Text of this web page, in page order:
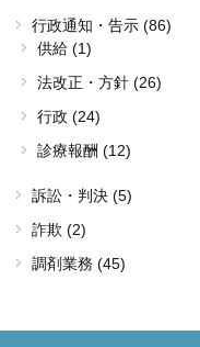
行政通知・告示 (86)
供給 (1)
法改正・方針 (26)
行政 (24)
診療報酬 (12)
訴訟・判決 (5)
詐欺 (2)
調剤業務 (45)